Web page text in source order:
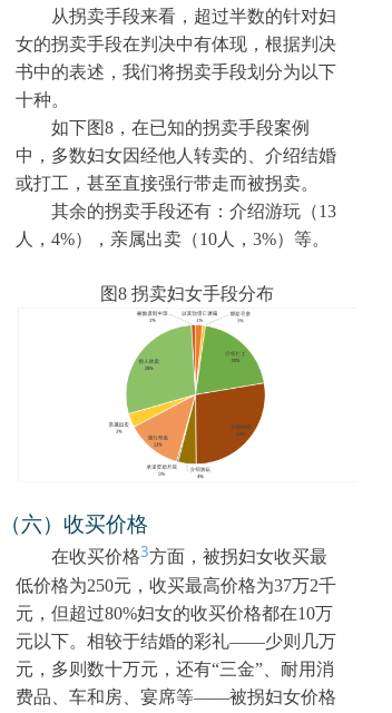
从拐卖手段来看，超过半数的针对妇
女的拐卖手段在判决中有体现，根据判决
书中的表述，我们将拐卖手段划分为以下
十种。
如下图8， 在已知的拐卖手段案例
中，多数妇女因经他人转卖的、介绍结婚
或打工，甚至直接强行带走而被拐卖。
其余的拐卖手段还有：介绍游玩（13
人，4%），亲属出卖（10人，3%）等。
图8 拐卖妇女手段分布
（六）收买价格
在收买价格3方面，被拐妇女收买最
低价格为250元，收买最高价格为37万2千
元， 但超过80%妇女的收买价格都在10万
元以下。相较于结婚的彩礼——少则几万
元，多则数十万元，还有“三金”、耐用消
费品、车和房、宴席等——被拐妇女价格